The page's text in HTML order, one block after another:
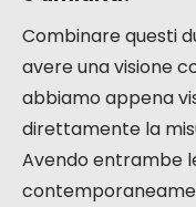
Combinare questi
avere una visione
abbiamo appena
direttamente la
Avendo entrambe